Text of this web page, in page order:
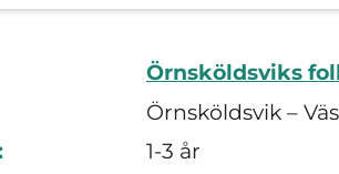
Örnsköldsviks
Örnsköldsvik –
1-3 år